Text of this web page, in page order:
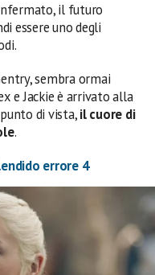
il futuro
essere uno degli
sembra ormai
e Jackie è arrivato alla
di vista,il cuore di
.
errore 4